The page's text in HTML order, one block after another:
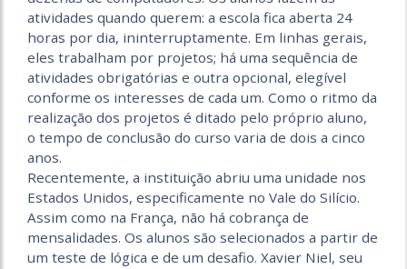
atividades quando querem: a escola fica aberta 24
horas por dia, ininterruptamente. Em linhas gerais,
eles trabalham por projetos; há uma sequência de
atividades obrigatórias e outra opcional, elegível
conforme os interesses de cada um. Como o ritmo da
realização dos projetos é ditado pelo próprio aluno,
o tempo de conclusão do curso varia de dois a cinco
anos.
Recentemente, a instituição abriu uma unidade nos
Estados Unidos, especificamente no Vale do Silício.
Assim como na França, não há cobrança de
mensalidades. Os alunos são selecionados a partir de
um teste de lógica e de um desafio. Xavier Niel, seu